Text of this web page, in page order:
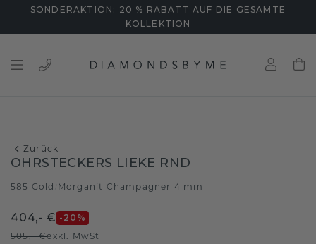
SONDERAKTION: 20 % RABATT AUF DIE GESAMTE
KOLLEKTION
Zurück
OHRSTECKERS LIEKE RND
585 Gold Morganit Champagner 4 mm
404,- € -20 %
505,- €exkl. MwSt